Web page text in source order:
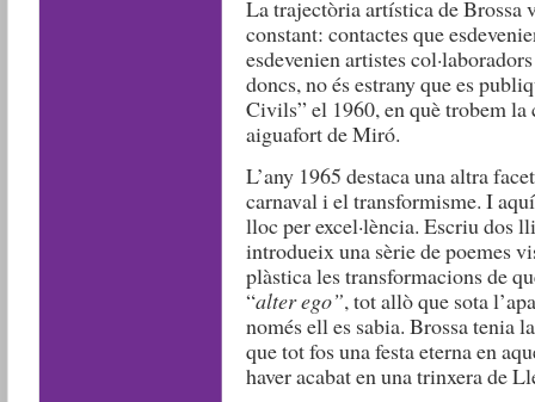
La trajectòria artística de Brossa
constant: contactes que
esdevenien artistes
doncs, no és estrany que es
Civils” el 1960, en què trobem la
aiguafort de Miró.
L’any 1965 destaca una altra
carnaval i el transformisme. I
lloc per excel·lència. Escriu dos
introdueix una sèrie de poemes
plàstica les transformacions de
“alter ego”, tot allò que sota
només ell es sabia. Brossa tenia
que tot fos una festa eterna en
haver acabat en una trinxera de